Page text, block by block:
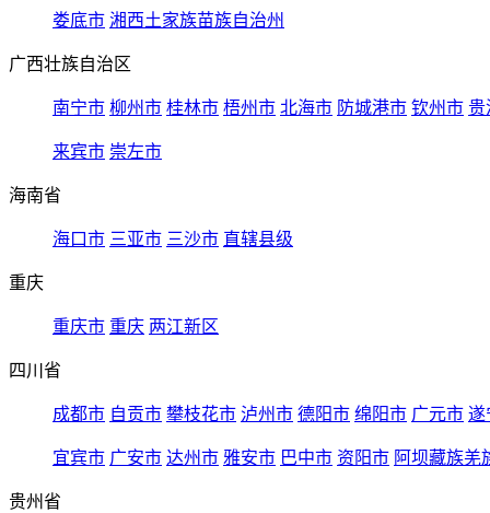
娄底市 湘西土家族苗族自治州
广西壮族自治区
南宁市 柳州市 桂林市 梧州市 北海市 防城港市 钦州市 贵
来宾市 崇左市
海南省
海口市 三亚市 三沙市 直辖县级
重庆
重庆市 重庆 两江新区
四川省
成都市 自贡市 攀枝花市 泸州市 德阳市 绵阳市 广元市 遂
宜宾市 广安市 达州市 雅安市 巴中市 资阳市 阿坝藏族羌
贵州省